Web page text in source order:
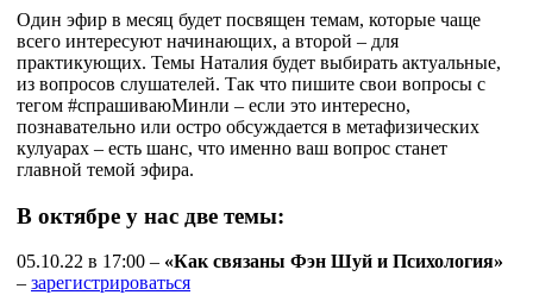
Один эфир в месяц будет посвящен темам, которые чаще
всего интересуют начинающих, а второй – для
практикующих. Темы Наталия будет выбирать актуальные,
из вопросов слушателей. Так что пишите свои вопросы с
тегом #спрашиваюМинли – если это интересно,
познавательно или остро обсуждается в метафизических
кулуарах – есть шанс, что именно ваш вопрос станет
главной темой эфира.
В октябре у нас две темы:
05.10.22 в 17:00 – «Как связаны Фэн Шуй и Психология»
– зарегистрироваться